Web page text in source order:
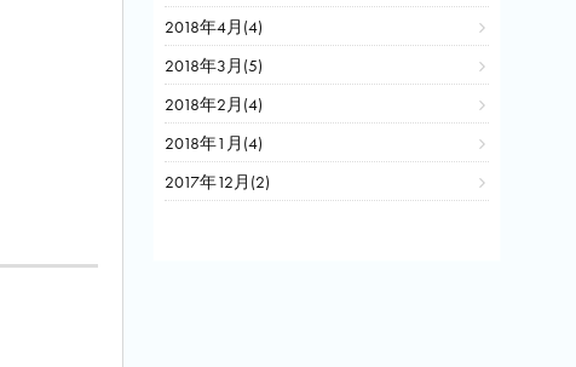
2018年4月(4)
2018年3月(5)
2018年2月(4)
2018年1月(4)
2017年12月(2)